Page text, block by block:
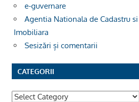
e-guvernare
Agentia Nationala de Cadastru
Imobiliara
Sesizări și comentarii
CATEGORII
Categorii